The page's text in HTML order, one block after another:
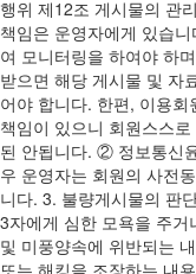
행위 제12조 게시물의 관
책임은 운영자에게 있습
여 모니터링을 하여야 하
받으면 해당 게시물 및 자
어야 합니다. 한편, 이용
책임이 있으니 회원스스
된 안됩니다. ② 정보통신
우 운영자는 회원의 사전
니다. 3. 불량게시물의 판
3자에게 심한 모욕을 주
및 미풍양속에 위반되는
또는 해킹을 조장하는 내